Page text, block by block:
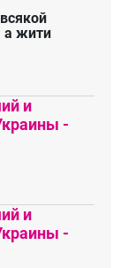
а жити
и
-
и
-